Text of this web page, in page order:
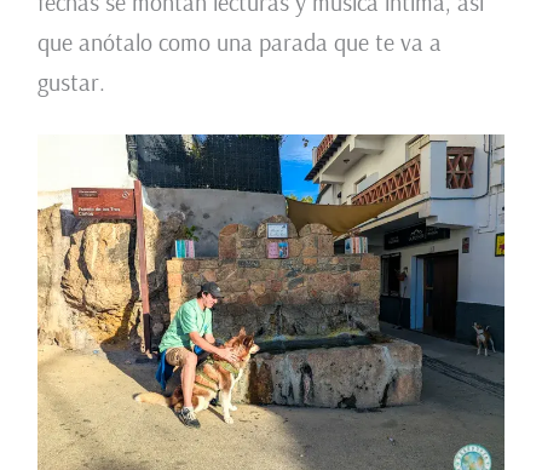
que anótalo como una parada que te va a
gustar.